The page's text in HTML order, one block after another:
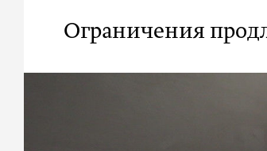
Ограничения